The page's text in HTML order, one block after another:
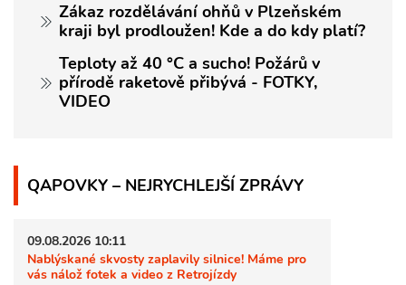
Zákaz rozdělávání ohňů v Plzeňském
kraji byl prodloužen! Kde a do kdy platí?
Teploty až 40 °C a sucho! Požárů v
přírodě raketově přibývá - FOTKY,
VIDEO
QAPOVKY – NEJRYCHLEJŠÍ ZPRÁVY
09.08.2026 10:11
Nablýskané skvosty zaplavily silnice! Máme pro
vás nálož fotek a video z Retrojízdy